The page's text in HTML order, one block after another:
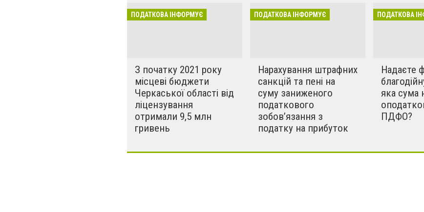
ПОДАТКОВА ІНФОРМУЄ
З початку 2021 року
місцеві бюджети
Черкаської області від
ліцензування
отримали 9,5 млн
гривень
ПОДАТКОВА ІНФОРМУЄ
Нарахування штрафних
санкцій та пені на
суму заниженого
податкового
зобов’язання з
податку на прибуток
ПОДАТКОВА
Надаєте
яка сума
ПДФО?